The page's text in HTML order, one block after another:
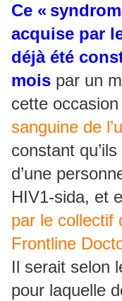
Ce «
acquise par
déjà été
mois par un
cette occasion
sanguine de
constant
d’une
HIV1-sida, et
par le collectif
Frontline
Il serait selon
pour laquelle